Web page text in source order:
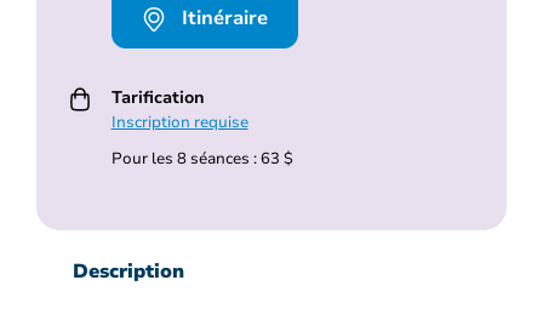
Itinéraire
Tarification
Inscription requise
Pour les 8 séances : 63 $
Description